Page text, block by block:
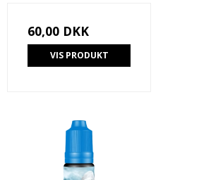
60,00 DKK
VIS PRODUKT